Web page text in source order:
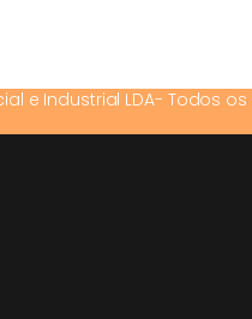
e Industrial LDA- Todos os